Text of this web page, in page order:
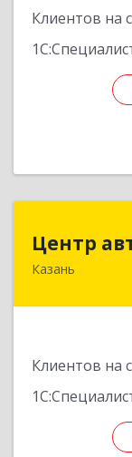
Клиентов на
Центр
Казань
Клиентов на
420133,